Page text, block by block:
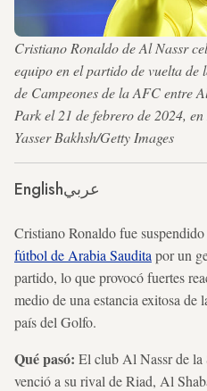
Cristiano Ronaldo de Al Nassr
equipo en el partido de vuelta de
de Campeones de la AFC entre
Park el 21 de febrero de 2024,
Yasser Bakhsh/Getty Images
Englishعربي
Cristiano Ronaldo fue
fútbol de Arabia Saudita por un
partido, lo que provocó fuertes
medio de una estancia exitosa de
país del Golfo.
Qué pasó: El club Al Nassr de la
venció a su rival de Riad, Al